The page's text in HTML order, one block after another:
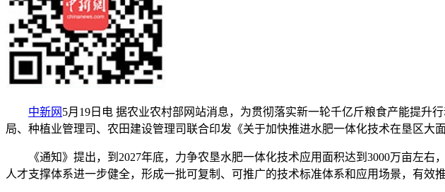
中新网 5月19日电 据农业农村部网站消息，为贯彻落实新一轮千亿斤粮食产能提升
局、种植业管理司、农田建设管理司联合印发《关于加快推进水肥一体化技术在垦区大
《通知》提出，到2027年底，力争农垦水肥一体化技术应用面积达到3000万亩左右
人才支撑体系进一步健全，形成一批可复制、可推广的技术标准体系和应用场景，有效